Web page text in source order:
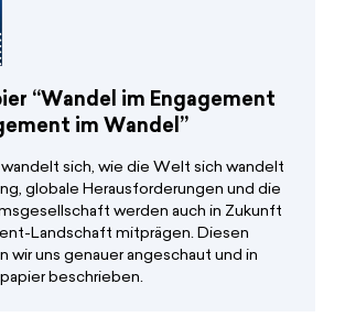
“Wandel im Engagement
im Wandel”
sich, wie die Welt sich wandelt
globale Herausforderungen und die
werden auch in Zukunft
Landschaft mitprägen. Diesen
wir uns genauer angeschaut und in
beschrieben.